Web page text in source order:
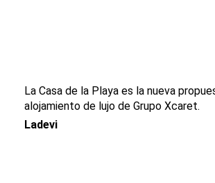
La Casa de la Playa es la nueva
alojamiento de lujo de Grupo Xcaret.
Ladevi